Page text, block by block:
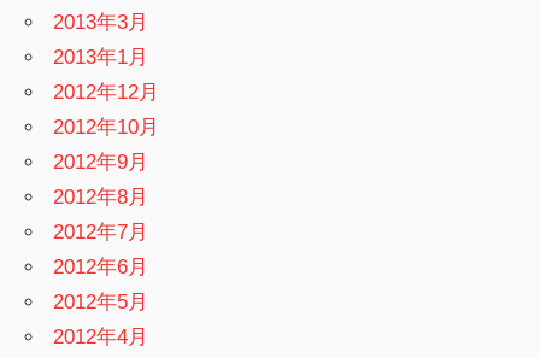
2013年3月
2013年1月
2012年12月
2012年10月
2012年9月
2012年8月
2012年7月
2012年6月
2012年5月
2012年4月